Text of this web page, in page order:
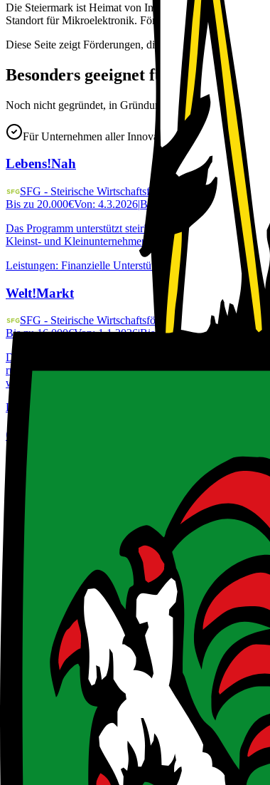
Die Steiermark ist Heimat von Industriegrößen wie
Standort für Mikroelektronik. Förderprogramme des
Diese Seite zeigt Förderungen, die speziell für
Besonders geeignet für
Noch nicht gegründet, in Gründung oder jünger als 1 Jahr
Für Unternehmen aller Innovationsstufen
Lebens!Nah
SFG - Steirische Wirtschaftsförderungsgesellschaft
Bis zu 20.000€Von: 4.3.2026|Bis:
Das Programm unterstützt steirische
Kleinst- und Kleinunternehmen aus Handel, Gewerbe,
Leistungen: Finanzielle Unterstützung, Zuschuss
Welt!Markt
SFG - Steirische Wirtschaftsförderungsgesellschaft
Bis zu 16.000€Von: 1.1.2026|Bis:
30.6.2027
Das Programm unterstützt steirische KMU bei ihren
rückzahlbare Zuschüsse. Zielgruppe sind
werden.
Leistungen
Finanzielle Unterstützung, Unterstützung
Cyber!Sicher
SFG - Steirische Wirtschaftsförderungsgesellschaft
Bis zu
Das Programm unterstützt kleine und mittlere
Sensibilisierungsmaßnahmen für Mitarbeiter und die
Leistungen
Beratung und Know-how, Finanzielle
Weiter!Bilden
SFG - Steirische Wirtschaftsförderungsgesellschaft
Von: 24.3.2025
30.6.2027
Das Programm unterstützt steirische kleine und mittlere
Gefördert werden Weiterbildungen zu Themen wie
Bildungseinrichtungen.
Leistungen
Ausbildungskosten, Finanzielle
Innovatives Projekt oder Geschäftsmodell erforderlich
Start!Klar plus
SFG - Steirische Wirtschaftsförderungsgesellschaft
Von: 26.9.2024
30.6.2027